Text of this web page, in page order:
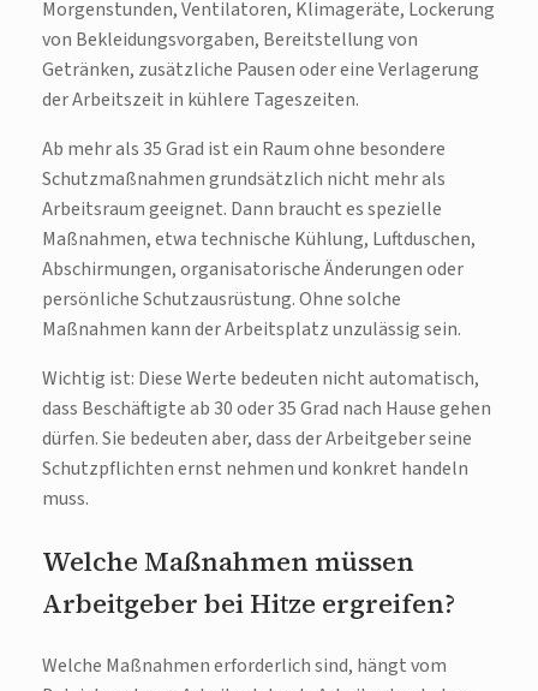
Morgenstunden, Ventilatoren, Klimageräte, Lockerung
von Bekleidungsvorgaben, Bereitstellung von
Getränken, zusätzliche Pausen oder eine Verlagerung
der Arbeitszeit in kühlere Tageszeiten.
Ab mehr als 35 Grad ist ein Raum ohne besondere
Schutzmaßnahmen grundsätzlich nicht mehr als
Arbeitsraum geeignet. Dann braucht es spezielle
Maßnahmen, etwa technische Kühlung, Luftduschen,
Abschirmungen, organisatorische Änderungen oder
persönliche Schutzausrüstung. Ohne solche
Maßnahmen kann der Arbeitsplatz unzulässig sein.
Wichtig ist: Diese Werte bedeuten nicht automatisch,
dass Beschäftigte ab 30 oder 35 Grad nach Hause gehen
dürfen. Sie bedeuten aber, dass der Arbeitgeber seine
Schutzpflichten ernst nehmen und konkret handeln
muss.
Welche Maßnahmen müssen
Arbeitgeber bei Hitze ergreifen?
Welche Maßnahmen erforderlich sind, hängt vom